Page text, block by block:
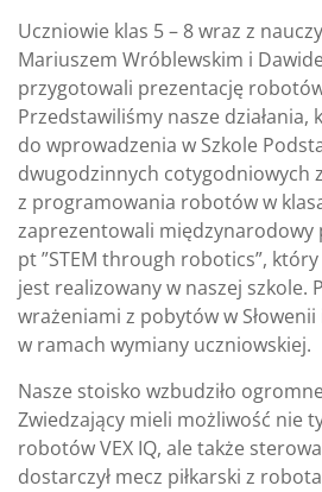
Uczniowie klas 5 – 8 wraz z
Mariuszem Wróblewskim i
przygotowali prezentację robotów
Przedstawiliśmy nasze działania,
do wprowadzenia w Szkole
dwugodzinnych cotygodniowych
z programowania robotów w
zaprezentowali międzynarodowy
pt ”STEM through robotics”,
jest realizowany w naszej szkole.
wrażeniami z pobytów w
w ramach wymiany uczniowskiej.
Nasze stoisko wzbudziło
Zwiedzający mieli możliwość nie
robotów VEX IQ, ale także
dostarczył mecz piłkarski z